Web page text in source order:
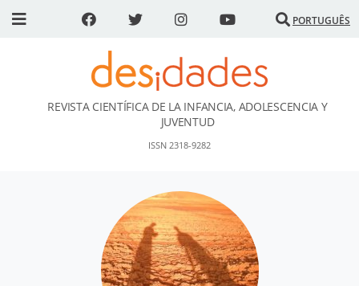
PORTUGUÊS
DESidades
REVISTA CIENTÍFICA DE LA INFANCIA, ADOLESCENCIA Y
JUVENTUD
ISSN 2318-9282